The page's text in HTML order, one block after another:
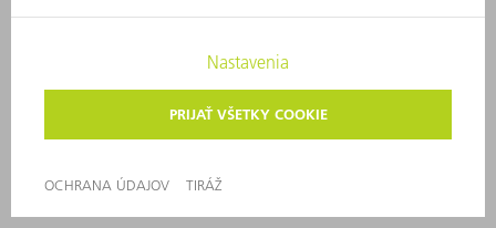
"Čo predtým fungovalo analógovo,
"Dokážeme obsluhovať stroje, no